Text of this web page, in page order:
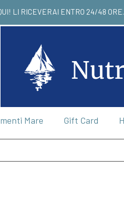
QUI! LI
Mare Gift Card